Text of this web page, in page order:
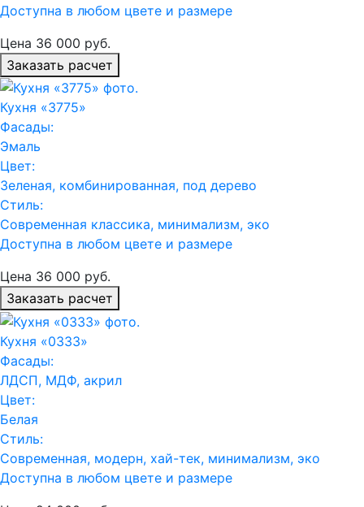
Доступна в любом цвете и размере
Цена 36 000 руб.
Заказать расчет
Кухня «3775»
Фасады:
Эмаль
Цвет:
Зеленая, комбинированная, под дерево
Стиль:
Современная классика, минимализм, эко
Доступна в любом цвете и размере
Цена 36 000 руб.
Заказать расчет
Кухня «0333»
Фасады:
ЛДСП, МДФ, акрил
Цвет:
Белая
Стиль:
Современная, модерн, хай-тек, минимализм, эко
Доступна в любом цвете и размере